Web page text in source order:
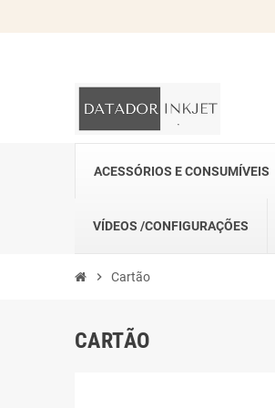
ACESSÓRIOS E CONSUMÍVEIS
VÍDEOS /CONFIGURAÇÕES
chevron_right Cartão
CARTÃO